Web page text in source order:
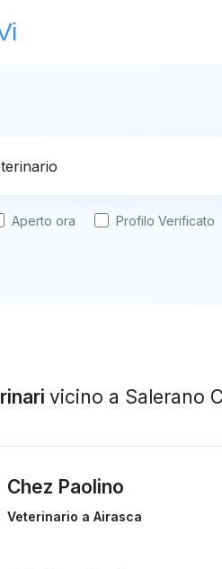
Aperto ora Profilo Verificato
vicino a Salerano
Chez Paolino
Veterinario a Airasca